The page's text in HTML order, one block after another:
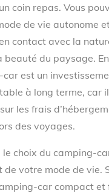
coin repas. Vous
de vie autonome
contact avec la
du paysage.
car est un
à long terme, car
les frais
des voyages.
le choix du camping-
de votre mode de vie.
car compact et